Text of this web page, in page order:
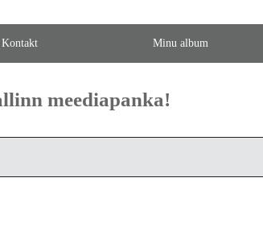
Kontakt Minu album
meediapanka!